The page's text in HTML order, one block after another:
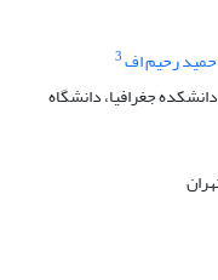
حمید رحیم اف3
جغرافیا، دانشگاه